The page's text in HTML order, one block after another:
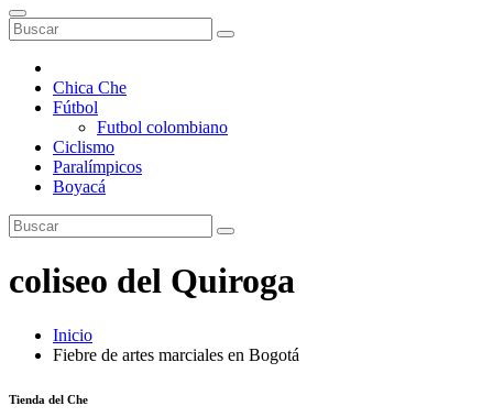
Chica Che
Fútbol
Futbol colombiano
Ciclismo
Paralímpicos
Boyacá
coliseo del Quiroga
Inicio
Fiebre de artes marciales en Bogotá
Tienda del Che